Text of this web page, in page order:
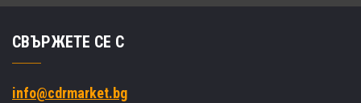
СВЪРЖЕТЕ СЕ С
info@cdrmarket.bg